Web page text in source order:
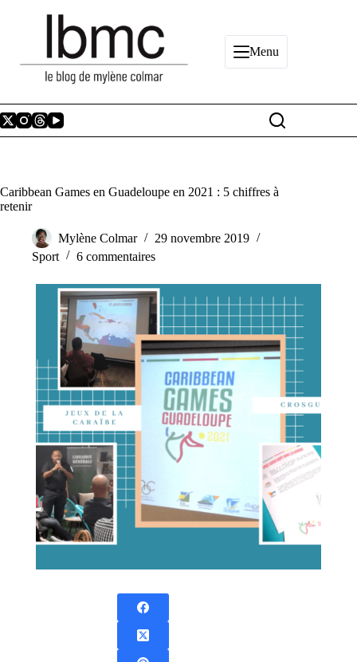
Menu
Caribbean Games en Guadeloupe en 2021 : 5 chiffres à
retenir
Mylène Colmar
29 novembre 2019
Sport
6 commentaires